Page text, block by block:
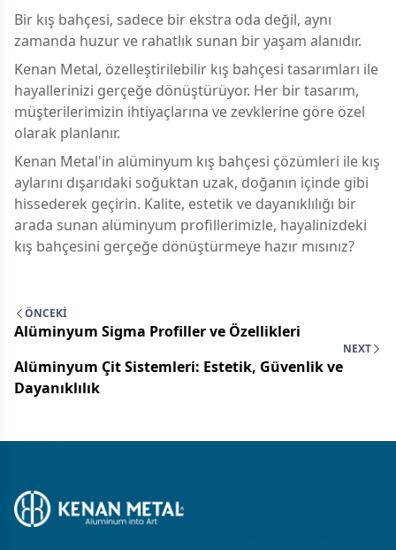
Bir kış bahçesi, sadece bir ekstra oda değil, aynı
zamanda huzur ve rahatlık sunan bir yaşam alanıdır.
Kenan Metal, özelleştirilebilir kış bahçesi tasarımları ile
hayallerinizi gerçeğe dönüştürüyor. Her bir tasarım,
müşterilerimizin ihtiyaçlarına ve zevklerine göre özel
olarak planlanır.
Kenan Metal'in alüminyum kış bahçesi çözümleri ile kış
aylarını dışarıdaki soğuktan uzak, doğanın içinde gibi
hissederek geçirin. Kalite, estetik ve dayanıklılığı bir
arada sunan alüminyum profillerimizle, hayalinizdeki
kış bahçesini gerçeğe dönüştürmeye hazır mısınız?
ÖNCEKİ
Alüminyum Sigma Profiller ve Özellikleri
NEXT
Alüminyum Çit Sistemleri: Estetik, Güvenlik ve
Dayanıklılık